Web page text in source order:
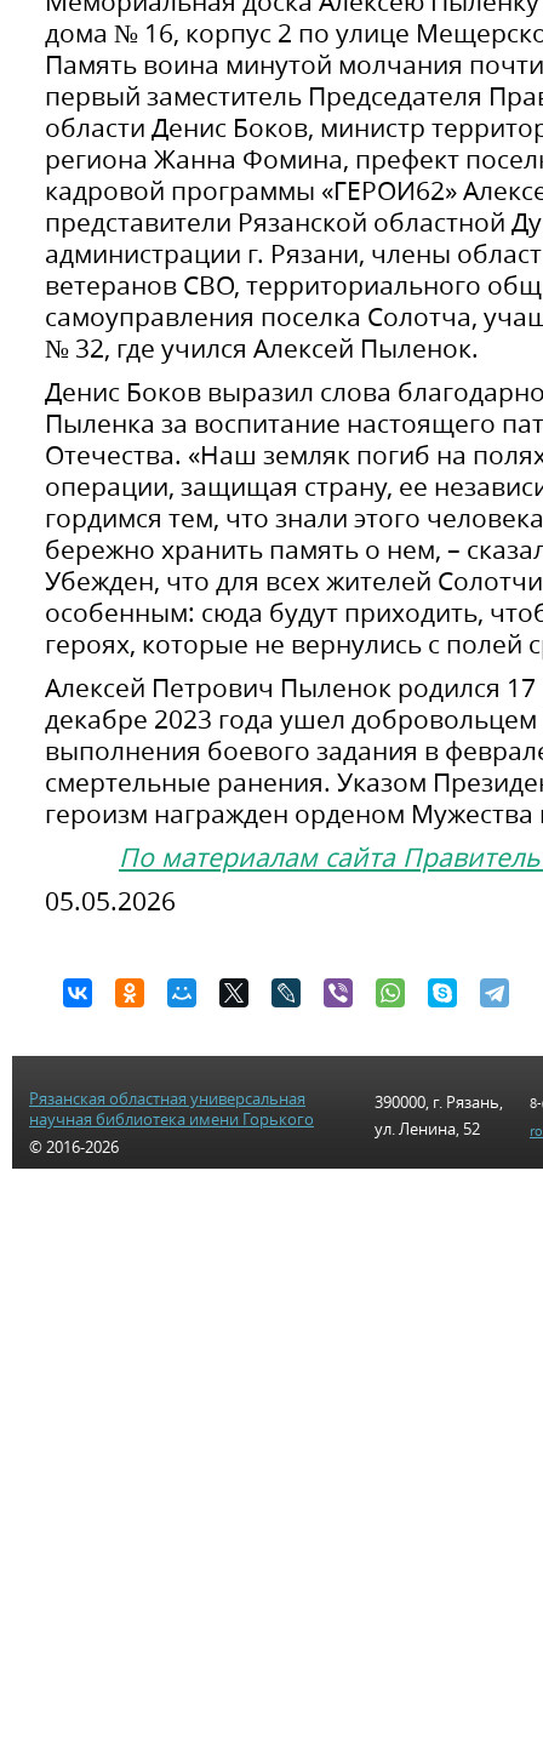
дома № 16, корпус 2 по улице
Память воина минутой молчания
первый заместитель Председателя
области Денис Боков, министр
региона Жанна Фомина, префект
кадровой программы «ГЕРОИ62»
представители Рязанской областной
администрации г. Рязани, члены
ветеранов СВО, территориального
самоуправления поселка Солотча,
№ 32, где учился Алексей Пыленок.
Денис Боков выразил слова
Пыленка за воспитание настоящего
Отечества. «Наш земляк погиб на
операции, защищая страну, ее
гордимся тем, что знали этого
бережно хранить память о нем, –
Убежден, что для всех жителей
особенным: сюда будут приходить,
героях, которые не вернулись с полей
Алексей Петрович Пыленок родился
декабре 2023 года ушел
выполнения боевого задания в
смертельные ранения. Указом
героизм награжден орденом Мужества
По материалам сайта
05.05.2026
Рязанская областная универсальная
научная библиотека имени Горького
© 2016-2026
390000, г. Рязань,
ул. Ленина, 52